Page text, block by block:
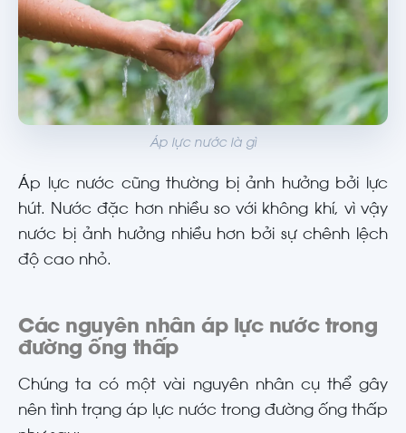
Áp lực nước là gì
Áp lực nước cũng thường bị ảnh hưởng bởi lực
hút. Nước đặc hơn nhiều so với không khí, vì vậy
nước bị ảnh hưởng nhiều hơn bởi sự chênh lệch
độ cao nhỏ.
Các nguyên nhân áp lực nước trong
đường ống thấp
Chúng ta có một vài nguyên nhân cụ thể gây
nên tình trạng áp lực nước trong đường ống thấp